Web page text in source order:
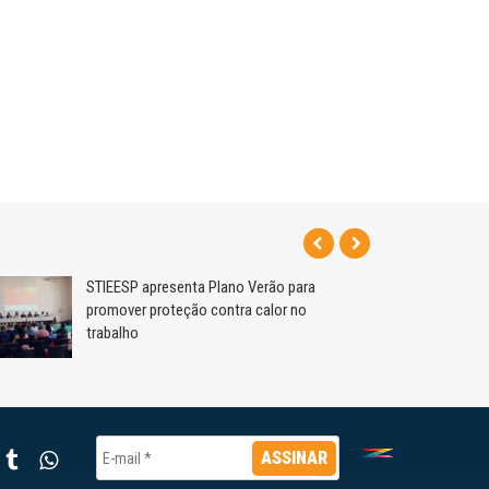
STIEESP apresenta Plano Verão para
promover proteção contra calor no
trabalho